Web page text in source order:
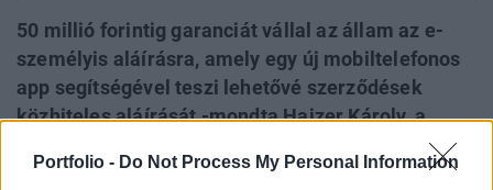
Portfolio - Do Not Process My Personal Information
50 millió forintig garanciát vállal az állam az e-
személyis aláírásra, amely egy új mobiltelefonos
app segítségével teszi lehetővé szerződések
közhiteles aláírását -mondta Hajzer Károly, a
államtitkára a Kossuth Rádió Napközben című